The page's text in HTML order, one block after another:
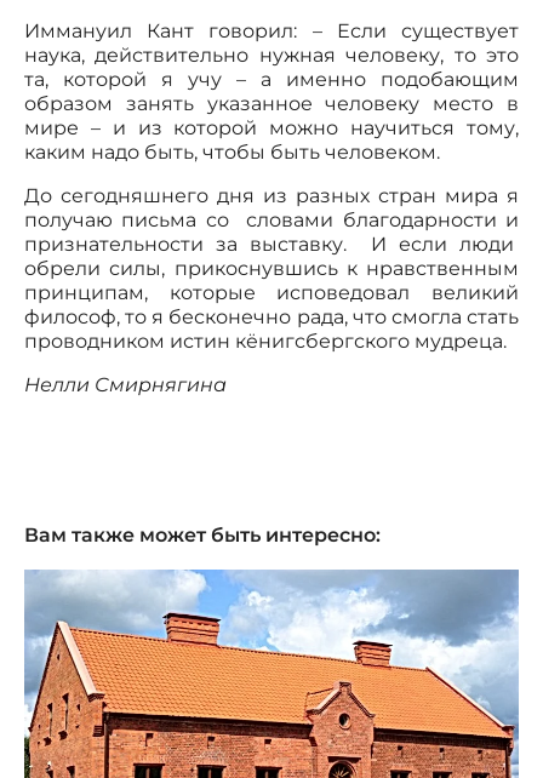
Иммануил Кант говорил: – Если существует
наука, действительно нужная человеку, то это
та, которой я учу – а именно подобающим
образом занять указанное человеку место в
мире – и из которой можно научиться тому,
каким надо быть, чтобы быть человеком.
До сегодняшнего дня из разных стран мира я
получаю письма со словами благодарности и
признательности за выставку. И если люди
обрели силы, прикоснувшись к нравственным
принципам, которые исповедовал великий
философ, то я бесконечно рада, что смогла стать
проводником истин кёнигсбергского мудреца.
Нелли Смирнягина
Вам также может быть интересно: